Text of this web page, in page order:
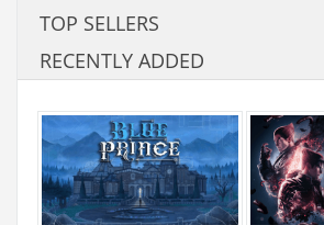
TOP SELLERS
RECENTLY ADDED